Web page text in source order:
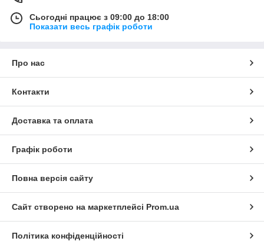
Сьогодні працює з 09:00 до 18:00
Показати весь графік роботи
Про нас
Контакти
Доставка та оплата
Графік роботи
Повна версія сайту
Сайт створено на маркетплейсі Prom.ua
Політика конфіденційності